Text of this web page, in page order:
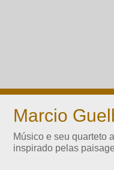
Marcio
Músico e seu quarteto
inspirado pelas